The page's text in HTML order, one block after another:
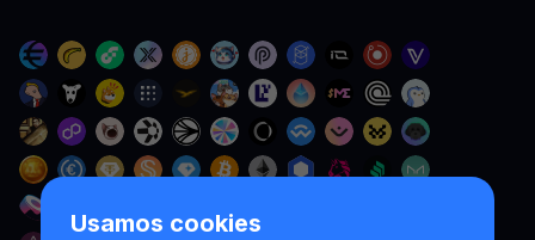
Usamos cookies